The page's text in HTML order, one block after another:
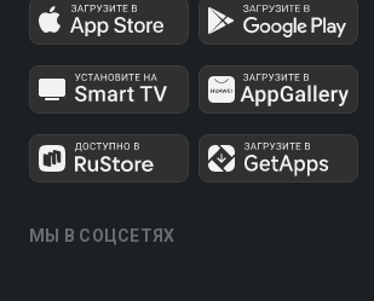
МЫ В СОЦСЕТЯХ